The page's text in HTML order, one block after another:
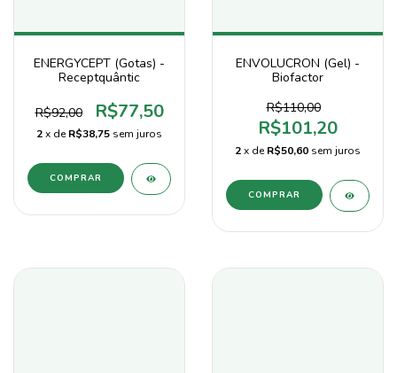
ENERGYCEPT (Gotas) -
Receptquântic
R$92,00 R$77,50
2x deR$38,75 sem juros
ENVOLUCRON (Gel) -
Biofactor
R$110,00
R$101,20
2x deR$50,60 sem juros